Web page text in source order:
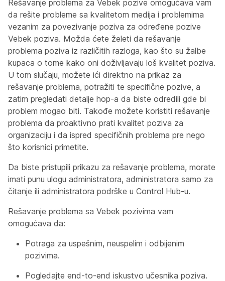
Rešavanje problema za Vebek pozive omogućava vam
da rešite probleme sa kvalitetom medija i problemima
vezanim za povezivanje poziva za određene pozive
Vebek poziva. Možda ćete želeti da rešavanje
problema poziva iz različitih razloga, kao što su žalbe
kupaca o tome kako oni doživljavaju loš kvalitet poziva.
U tom slučaju, možete ići direktno na prikaz za
rešavanje problema, potražiti te specifične pozive, a
zatim pregledati detalje hop-a da biste odredili gde bi
problem mogao biti. Takođe možete koristiti rešavanje
problema da proaktivno prati kvalitet poziva za
organizaciju i da ispred specifičnih problema pre nego
što korisnici primetite.
Da biste pristupili prikazu za rešavanje problema, morate
imati punu ulogu administratora, administratora samo za
čitanje ili administratora podrške u Control Hub-u.
Rešavanje problema sa Vebek pozivima vam
omogućava da:
Potraga za uspešnim, neuspelim i odbijenim
pozivima.
Pogledajte end-to-end iskustvo učesnika poziva.